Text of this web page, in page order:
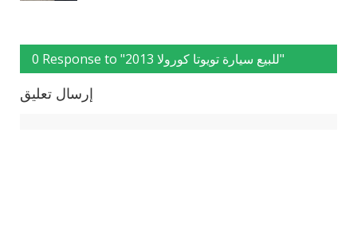
0 Response to "للبيع سيارة تويوتا كورولا 2013"
إرسال تعليق